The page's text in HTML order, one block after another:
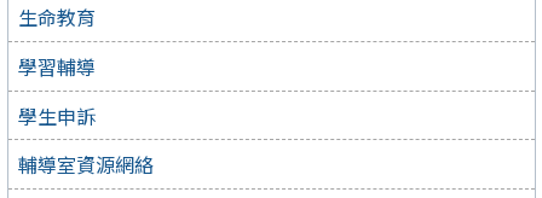
生命教育
學習輔導
學生申訴
輔導室資源網絡